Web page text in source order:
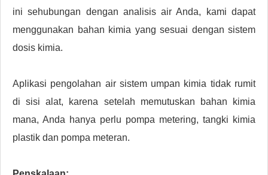
ini sehubungan dengan analisis air Anda, kami dapat
menggunakan bahan kimia yang sesuai dengan sistem
dosis kimia.
Aplikasi pengolahan air sistem umpan kimia tidak rumit
di sisi alat, karena setelah memutuskan bahan kimia
mana, Anda hanya perlu pompa metering, tangki kimia
plastik dan pompa meteran.